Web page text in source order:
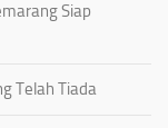
Siap
Telah Tiada